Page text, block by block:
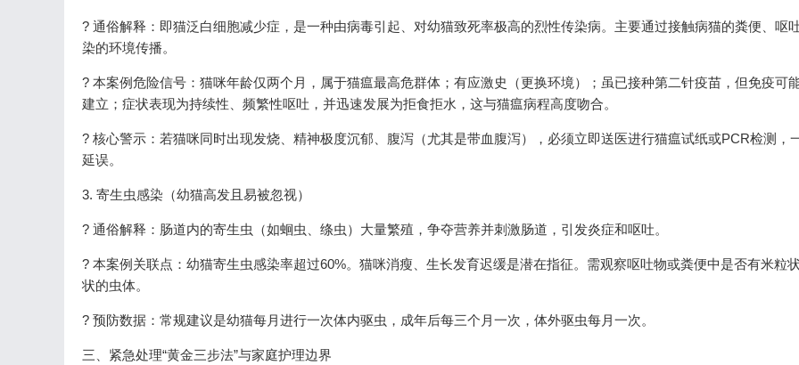
? 通俗解释：即猫泛白细胞减少症，是一种由病毒引起、对幼猫致死率极高的烈性传染病。主要通过接触病猫的粪便、呕
染的环境传播。
? 本案例危险信号：猫咪年龄仅两个月，属于猫瘟最高危群体；有应激史（更换环境）；虽已接种第二针疫苗，但免疫可
建立；症状表现为持续性、频繁性呕吐，并迅速发展为拒食拒水，这与猫瘟病程高度吻合。
? 核心警示：若猫咪同时出现发烧、精神极度沉郁、腹泻（尤其是带血腹泻），必须立即送医进行猫瘟试纸或PCR检测，
延误。
3. 寄生虫感染（幼猫高发且易被忽视）
? 通俗解释：肠道内的寄生虫（如蛔虫、绦虫）大量繁殖，争夺营养并刺激肠道，引发炎症和呕吐。
? 本案例关联点：幼猫寄生虫感染率超过60%。猫咪消瘦、生长发育迟缓是潜在指征。需观察呕吐物或粪便中是否有米粒
状的虫体。
? 预防数据：常规建议是幼猫每月进行一次体内驱虫，成年后每三个月一次，体外驱虫每月一次。
三、紧急处理“黄金三步法”与家庭护理边界